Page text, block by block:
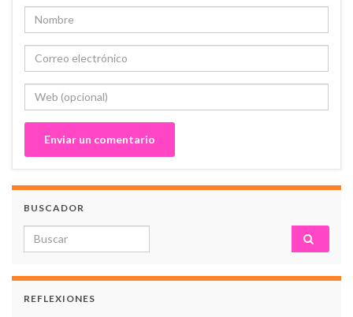
BUSCADOR
Search for:
REFLEXIONES